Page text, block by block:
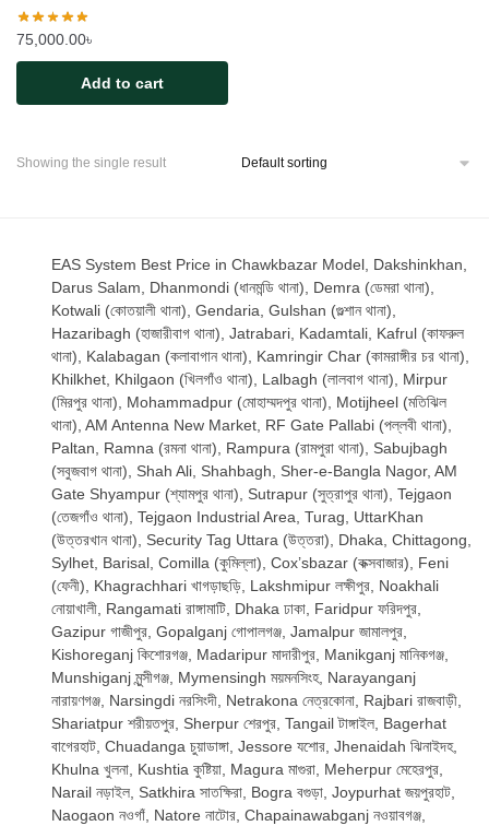
75,000.00৳
Add to cart
Showing the single result
EAS System Best Price in Chawkbazar Model, Dakshinkhan,
Darus Salam, Dhanmondi (ধানমন্ডি থানা), Demra (ডেমরা থানা),
Kotwali (কোতয়ালী থানা), Gendaria, Gulshan (গুল্শান থানা),
Hazaribagh (হাজারীবাগ থানা), Jatrabari, Kadamtali, Kafrul (কাফরুল
থানা), Kalabagan (কলাবাগান থানা), Kamringir Char (কামরাঙ্গীর চর থানা),
Khilkhet, Khilgaon (খিলগাঁও থানা), Lalbagh (লালবাগ থানা), Mirpur
(মিরপুর থানা), Mohammadpur (মোহাম্মদপুর থানা), Motijheel (মতিঝিল
থানা), AM Antenna New Market, RF Gate Pallabi (পল্লবী থানা),
Paltan, Ramna (রমনা থানা), Rampura (রামপুরা থানা), Sabujbagh
(সবুজবাগ থানা), Shah Ali, Shahbagh, Sher-e-Bangla Nagor, AM
Gate Shyampur (শ্যামপুর থানা), Sutrapur (সুত্রাপুর থানা), Tejgaon
(তেজগাঁও থানা), Tejgaon Industrial Area, Turag, UttarKhan
(উত্তরখান থানা), Security Tag Uttara (উত্তরা), Dhaka, Chittagong,
Sylhet, Barisal, Comilla (কুমিল্লা), Cox’sbazar (কক্সবাজার), Feni
(ফেনী), Khagrachhari খাগড়াছড়ি, Lakshmipur লক্ষীপুর, Noakhali
নোয়াখালী, Rangamati রাঙ্গামাটি, Dhaka ঢাকা, Faridpur ফরিদপুর,
Gazipur গাজীপুর, Gopalganj গোপালগঞ্জ, Jamalpur জামালপুর,
Kishoreganj কিশোরগঞ্জ, Madaripur মাদারীপুর, Manikganj মানিকগঞ্জ,
Munshiganj মুন্সীগঞ্জ, Mymensingh ময়মনসিংহ, Narayanganj
নারায়ণগঞ্জ, Narsingdi নরসিংদী, Netrakona নেত্রকোনা, Rajbari রাজবাড়ী,
Shariatpur শরীয়তপুর, Sherpur শেরপুর, Tangail টাঙ্গাইল, Bagerhat
বাগেরহাট, Chuadanga চুয়াডাঙ্গা, Jessore যশোর, Jhenaidah ঝিনাইদহ,
Khulna খুলনা, Kushtia কুষ্টিয়া, Magura মাগুরা, Meherpur মেহেরপুর,
Narail নড়াইল, Satkhira সাতক্ষিরা, Bogra বগুড়া, Joypurhat জয়পুরহাট,
Naogaon নওগাঁ, Natore নাটোর, Chapainawabganj নওয়াবগঞ্জ,